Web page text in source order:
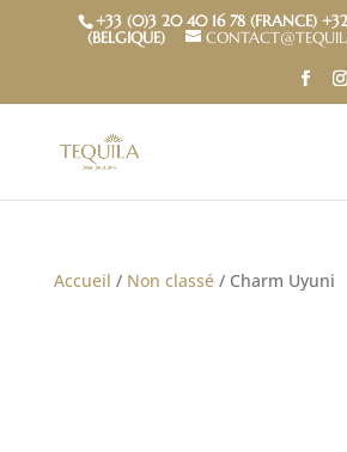
+33 (0)3 20 40 16 78 (FRANCE)
(BELGIQUE)
Accueil / Non classé/ Charm Uyuni